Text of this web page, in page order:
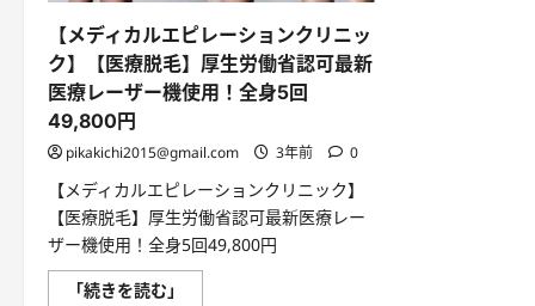
【メディカルエピレーションクリニッ
ク】【医療脱毛】厚生労働省認可最新
医療レーザー機使用！全身5回
49,800円
pikakichi2015@gmail.com 3年前 0
【メディカルエピレーションクリニック】
【医療脱毛】厚生労働省認可最新医療レー
ザー機使用！全身5回49,800円
「続きを読む」